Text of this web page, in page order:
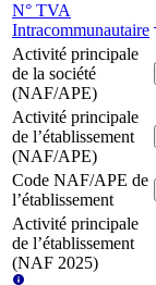
N° TVA
Intracommunautaire
Activité principale
de la société
(NAF/APE)
Activité principale
de l’établissement
(NAF/APE)
Code NAF/APE de
l’établissement
Activité principale
de l’établissement
(NAF 2025)